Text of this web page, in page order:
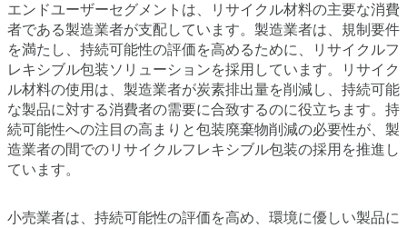
エンドユーザーセグメントは、リサイクル材料の主要な消費
者である製造業者が支配しています。製造業者は、規制要件
を満たし、持続可能性の評価を高めるために、リサイクルフ
レキシブル包装ソリューションを採用しています。リサイク
ル材料の使用は、製造業者が炭素排出量を削減し、持続可能
な製品に対する消費者の需要に合致するのに役立ちます。持
続可能性への注目の高まりと包装廃棄物削減の必要性が、製
造業者の間でのリサイクルフレキシブル包装の採用を推進し
ています。
小売業者は、持続可能性の評価を高め、環境に優しい製品に